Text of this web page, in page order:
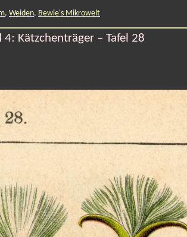
, Weiden, Bewie's Mikrowelt
Kätzchenträger – Tafel 28